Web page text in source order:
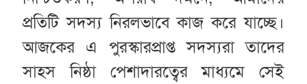
প্রতিটি সদস্য নিরলভাবে কাজ করে যাচ্ছে।
আজকের এ পুরস্কারপ্রাপ্ত সদস্যরা তাদের
সাহস নিষ্ঠা পেশাদারত্বের মাধ্যমে সেই